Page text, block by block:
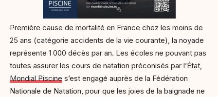
Première cause de mortalité en France chez les moins de
25 ans (catégorie accidents de la vie courante), la noyade
représente 1 000 décès par an. Les écoles ne pouvant pas
toutes assurer les cours de natation préconisés par l’État,
Mondial Piscine s’est engagé auprès de la Fédération
Nationale de Natation, pour que les joies de la baignade ne